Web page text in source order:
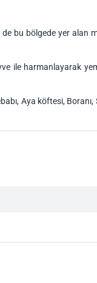
bu bölgede yer alan
ile harmanlayarak
Aya köftesi,